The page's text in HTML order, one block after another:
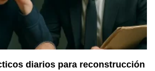
diarios para reconstrucción